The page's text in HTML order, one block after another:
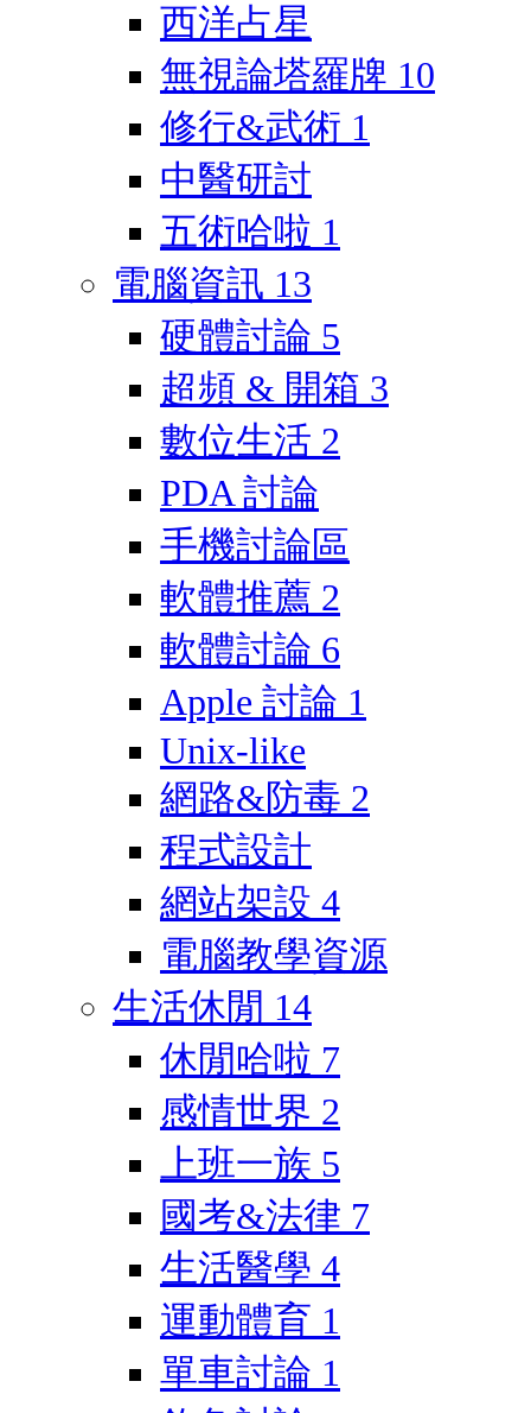
西洋占星
無視論塔羅牌 10
修行&武術 1
中醫研討
五術哈啦 1
電腦資訊 13
硬體討論 5
超頻 & 開箱 3
數位生活 2
PDA 討論
手機討論區
軟體推薦 2
軟體討論 6
Apple 討論 1
Unix-like
網路&防毒 2
程式設計
網站架設 4
電腦教學資源
生活休閒 14
休閒哈啦 7
感情世界 2
上班一族 5
國考&法律 7
生活醫學 4
運動體育 1
單車討論 1